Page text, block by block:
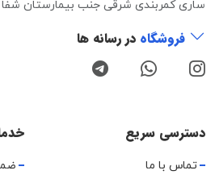
ساری کمربندی شرقی جنب بیمارستان شفا
فروشگاه در رسانه ها
دسترسی سریع
تماس با ما